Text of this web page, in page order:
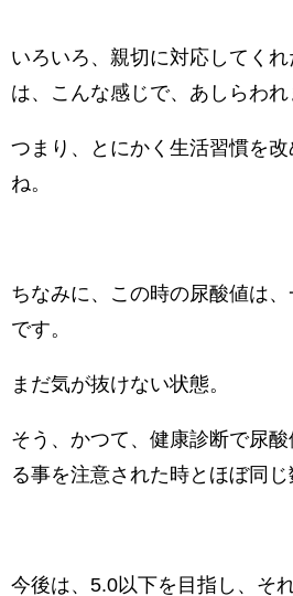
いろいろ、親切に対応してく
は、こんな感じで、あしらわれ
つまり、とにかく生活習慣を
ね。
ちなみに、この時の尿酸値は
です。
まだ気が抜けない状態。
そう、かつて、健康診断で尿
る事を注意された時とほぼ同じ
今後は、5.0以下を目指し、そ